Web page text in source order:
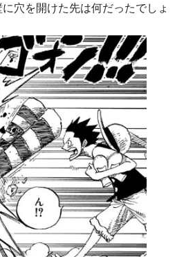
穴を開けた先は何だったでしょ